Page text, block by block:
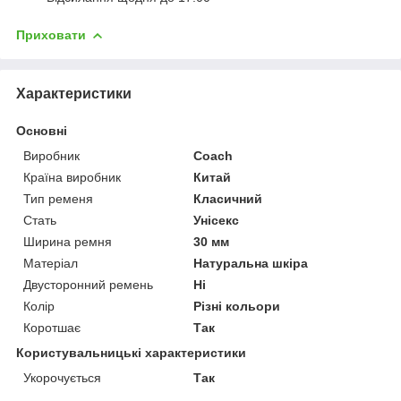
Приховати
Характеристики
Основні
Виробник
Coach
Країна виробник
Китай
Тип ременя
Класичний
Стать
Унісекс
Ширина ремня
30 мм
Матеріал
Натуральна шкіра
Двусторонний ремень
Ні
Колір
Різні кольори
Коротшає
Так
Користувальницькі характеристики
Укорочується
Так